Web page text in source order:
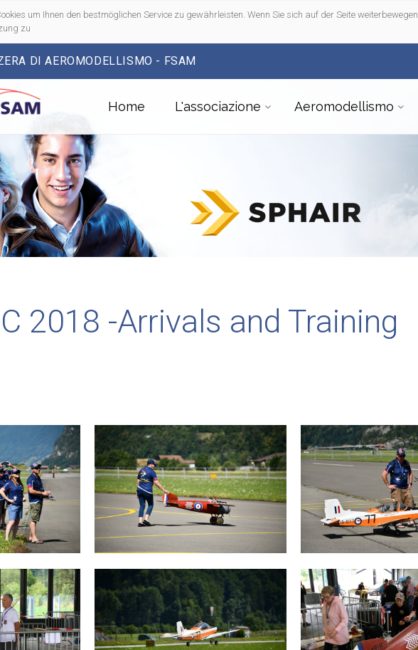
um Ihnen den bestmöglichen Service zu gewährleisten. Wenn Sie sich auf der Seite weiterbewegen
zu
DI AEROMODELLISMO - FSAM
Home L'associazione Aeromodellismo
2018 -Arrivals and Training